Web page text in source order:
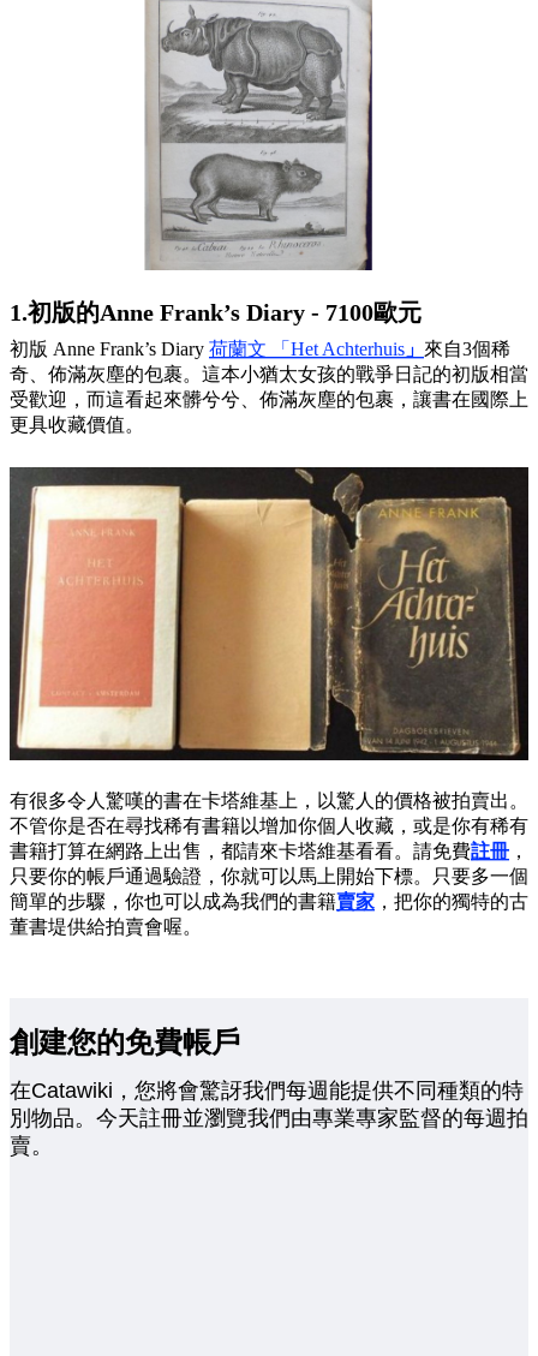
1.初版的Anne Frank’s Diary - 7100歐元
初版 Anne Frank’s Diary 荷蘭文 「Het Achterhuis 」 來自3個稀
奇、佈滿灰塵的包裹。這本小猶太女孩的戰爭日記的初版相當
受歡迎，而這看起來髒兮兮、佈滿灰塵的包裹，讓書在國際上
更具收藏價值。
有很多令人驚嘆的書在卡塔維基上，以驚人的價格被拍賣出。
不管你是否在尋找稀有書籍以增加你個人收藏，或是你有稀有
書籍打算在網路上出售，都請來卡塔維基看看。請免費註冊 ，
只要你的帳戶通過驗證，你就可以馬上開始下標。只要多一個
簡單的步驟，你也可以成為我們的書籍賣家 ，把你的獨特的古
董書堤供給拍賣會喔。
創建您的免費帳戶
在Catawiki，您將會驚訝我們每週能提供不同種類的特
別物品。今天註冊並瀏覽我們由專業專家監督的每週拍
賣。